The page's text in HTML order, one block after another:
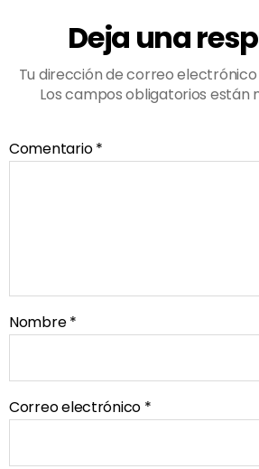
Deja una
Tu dirección de correo
Los campos obligatorios están
Comentario*
Nombre*
Correo electrónico *